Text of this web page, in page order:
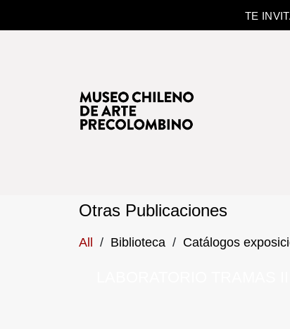
TE
Otras Publicaciones
All / Biblioteca / Catálogos